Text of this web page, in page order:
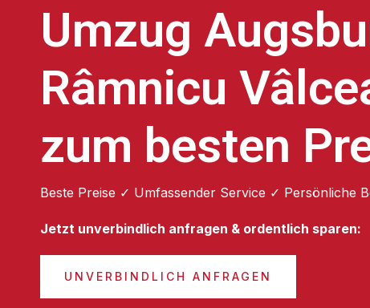
Umzug
Râmnicu
zum besten
Beste Preise ✓ Umfassender Service ✓ Persönliche
Jetzt unverbindlich anfragen & ordentlich sparen:
UNVERBINDLICH ANFRAGEN